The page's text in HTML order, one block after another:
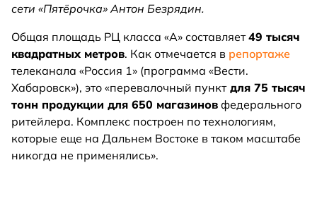
сети «Пятёрочка» Антон Безрядин.
Общая площадь РЦ класса «А» составляет49 тысяч
квадратных метров. Как отмечается в репортаже
телеканала «Россия 1» (программа «Вести.
Хабаровск»), это «перевалочный пунктдля 75 тысяч
тонн продукции для 650 магазинов федерального
ритейлера. Комплекс построен по технологиям,
которые еще на Дальнем Востоке в таком масштабе
никогда не применялись».